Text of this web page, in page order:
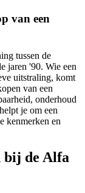
van een
tussen de
jaren '90. Wie een
uitstraling, komt
van een
onderhoud
je om een
kenmerken en
bij de Alfa